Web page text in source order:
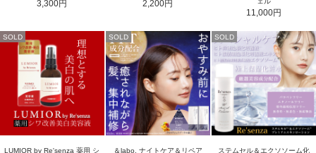
3,300円 2,200円
11,000円
SOLD
LUMIOR by Re'senza 薬用 シ
SOLD
＆labo. ナイトケア＆リペア
SOLD
ステムセル＆エクソソーム化